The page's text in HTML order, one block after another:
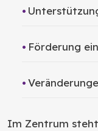
Förderung
Im Zentrum